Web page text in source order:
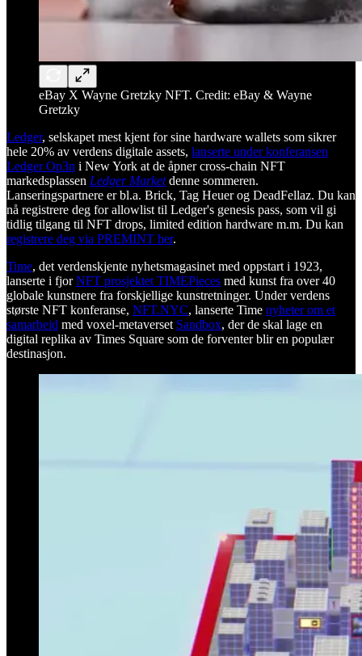
eBay X Wayne Gretzky NFT. Credit: eBay & Wayne
Gretzky
Ledger, selskapet mest kjent for sine hardware wallets som sikrer
hele 20% av verdens digitale assets, lanserte under konferansen
Ledger Op3n i New York at de åpner cross-chain NFT
markedsplassen Ledger Marketdenne sommeren.
Lanseringspartnere er bl.a. Brick, Tag Heuer og DeadFellaz. Du kan
nå registrere deg for allowlist til Ledger's genesis pass, som vil gi
tidlig tilgang til NFT drops, limited edition hardware m.m. Du kan
registrere deg via PREMINT her.
Time, det verdenskjente nyhetsmagasinet med oppstart i 1923,
lanserte i fjorNFT prosjektet TIMEPieces med kunst fra over 40
globale kunstnere fra forskjellige kunstretninger. Under verdens
største NFT konferanse, NFT.NYC, lanserte Time nyheter om et
samarbeid med voxel-metaverset Sandbox, der de skal lage en
digital replika av Times Square som de forventer blir en populær
destinasjon.